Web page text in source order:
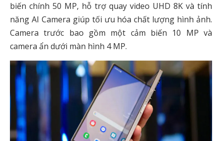
biến chính 50 MP, hỗ trợ quay video UHD 8K và tính
năng AI Camera giúp tối ưu hóa chất lượng hình ảnh.
Camera trước bao gồm một cảm biến 10 MP và
camera ẩn dưới màn hình 4 MP.